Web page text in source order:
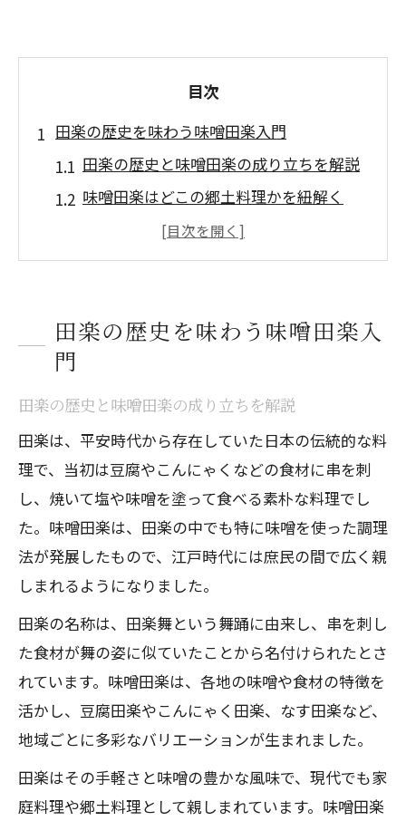
目次
田楽の歴史を味わう味噌田楽入門
田楽の歴史と味噌田楽の成り立ちを解説
味噌田楽はどこの郷土料理かを紐解く
田楽味噌の基本や伝統の伝わり方とは
味噌田楽と江戸時代の食文化の関係
味噌田楽の魅力と伝統にふれる体験
田楽料理の伝統と現代の楽しみ方
田楽味噌の香りが引き立つ食卓演出法
味噌田楽の人気レシピで伝統を体験
家庭で作る田楽レシピの基本ポイント
味噌田楽レシピの基本手順とコツを紹介
豆腐やこんにゃくを使った田楽の作り方
田楽味噌の作り方と調味料のポイント
味噌田楽人気レシピを家庭で再現する方
法
なすや大根など食材別田楽レシピの工夫
味噌田楽の味噌を選ぶコツと工夫
田楽に合う味噌の種類と選び方のポイン
ト
田楽の歴史を味わう味噌田楽入
門
田楽の歴史と味噌田楽の成り立ちを解説
田楽は、平安時代から存在していた日本の伝統的な料
理で、当初は豆腐やこんにゃくなどの食材に串を刺
し、焼いて塩や味噌を塗って食べる素朴な料理でし
た。味噌田楽は、田楽の中でも特に味噌を使った調理
法が発展したもので、江戸時代には庶民の間で広く親
しまれるようになりました。
田楽の名称は、田楽舞という舞踊に由来し、串を刺し
た食材が舞の姿に似ていたことから名付けられたとさ
れています。味噌田楽は、各地の味噌や食材の特徴を
活かし、豆腐田楽やこんにゃく田楽、なす田楽など、
地域ごとに多彩なバリエーションが生まれました。
田楽はその手軽さと味噌の豊かな風味で、現代でも家
庭料理や郷土料理として親しまれています。味噌田楽